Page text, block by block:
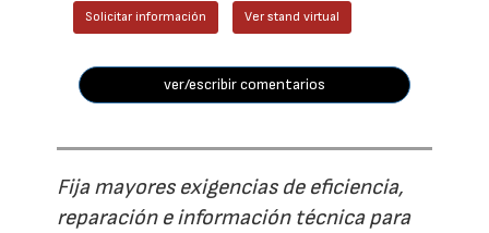
Solicitar información Ver stand virtual
ver/escribir comentarios
Fija mayores exigencias de eficiencia,
reparación e información técnica para